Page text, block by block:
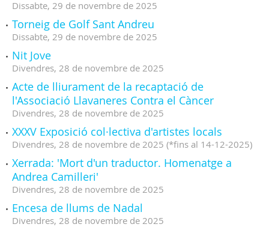
Dissabte, 29 de novembre de 2025
Torneig de Golf Sant Andreu
Dissabte, 29 de novembre de 2025
Nit Jove
Divendres, 28 de novembre de 2025
Acte de lliurament de la recaptació de
l'Associació Llavaneres Contra el Càncer
Divendres, 28 de novembre de 2025
XXXV Exposició col·lectiva d'artistes locals
Divendres, 28 de novembre de 2025 (*fins al 14-12-2025)
Xerrada: 'Mort d'un traductor. Homenatge a
Andrea Camilleri'
Divendres, 28 de novembre de 2025
Encesa de llums de Nadal
Divendres, 28 de novembre de 2025